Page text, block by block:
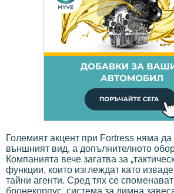
Големият акцент при Fortress няма
външният вид, а допълнителното
Компанията вече загатва за
функции, които изглеждат като
тайни агенти. Сред тях се